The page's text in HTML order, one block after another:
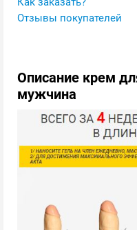
Отзывы покупателей
Описание крем
мужчина